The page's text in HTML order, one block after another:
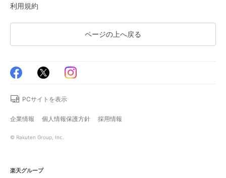
利用規約
ページの上へ戻る
PCサイトを表示
企業情報 個人情報保護方針 採用情報
© Rakuten Group, Inc.
楽天グループ